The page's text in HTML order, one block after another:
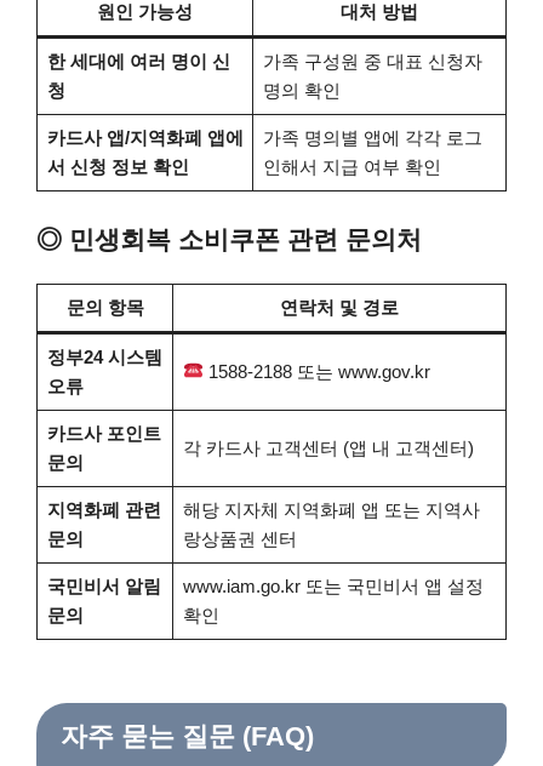
원인 가능성 대처 방법
한 세대에 여러 명이 신
청
가족 구성원 중 대표 신청자
명의 확인
카드사 앱/지역화폐 앱에
서 신청 정보 확인
가족 명의별 앱에 각각 로그
인해서 지급 여부 확인
◎ 민생회복 소비쿠폰 관련 문의처
문의 항목 연락처 및 경로
정부24 시스템
오류
1588-2188 또는 www.gov.kr
카드사 포인트
문의
각 카드사 고객센터 (앱 내 고객센터)
지역화폐 관련
문의
해당 지자체 지역화폐 앱 또는 지역사
랑상품권 센터
국민비서 알림
문의
www.iam.go.kr 또는 국민비서 앱 설정
확인
자주 묻는 질문 (FAQ)